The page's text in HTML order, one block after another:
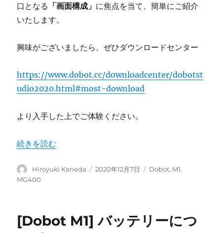
口となる 「画面構成」 に焦点を当て、簡単にご紹介
いたします。
興味がございましたら、ぜひダウンロードセンター
https://www.dobot.cc/downloadcenter/dobotst
udio2020.html#most-download
より入手した上でご体験ください。
“DobotStudio2020のご紹介(導入編)” の
続きを読む
投
稿
Hiroyuki Kaneda
投
2020年12月7日
カ
Dobot, M1,
MG400
[Dobot M1] バッテリーにつ